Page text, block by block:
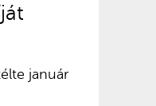
január